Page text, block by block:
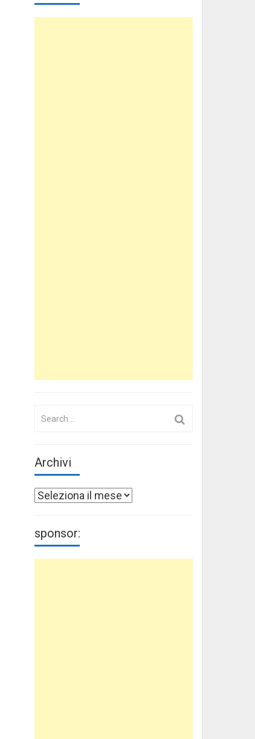
Archivi
Archivi
sponsor: